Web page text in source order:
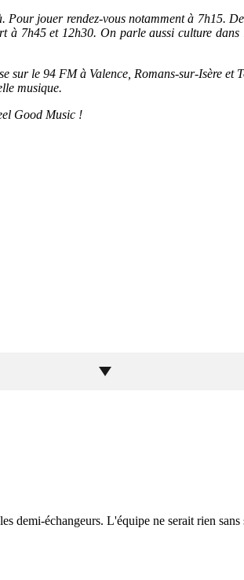
jouer rendez-vous notamment à 7h15.
à 7h45 et 12h30. On parle aussi culture
sur le 94 FM à Valence, Romans-sur-Isère et
musique.
Good Music !
demi-échangeurs. L'équipe ne serait rien sans